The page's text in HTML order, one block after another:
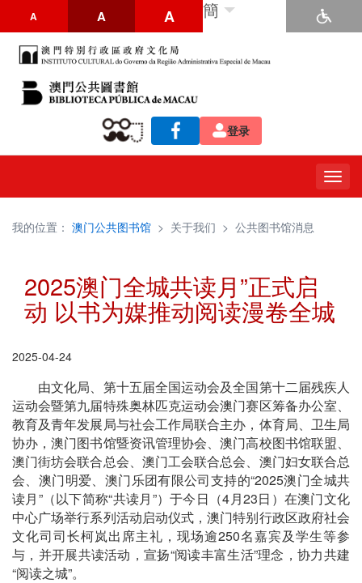
A A A 簡
登录
我的位置： 澳门公共图书馆 > 关于我们 > 公共图书馆消息
2025澳门全城共读月”正式启
动 以书为媒推动阅读漫卷全城
2025-04-24
由文化局、第十五届全国运动会及全国第十二届残疾人
运动会暨第九届特殊奥林匹克运动会澳门赛区筹备办公室、
教育及青年发展局与社会工作局联合主办，体育局、卫生局
协办，澳门图书馆暨资讯管理协会、澳门高校图书馆联盟、
澳门街坊会联合总会、澳门工会联合总会、澳门妇女联合总
会、澳门明爱、澳门乐团有限公司支持的“2025澳门全城共
读月”（以下简称“共读月”）于今日（4月23日）在澳门文化
中心广场举行系列活动启动仪式，澳门特别行政区政府社会
文化司司长柯岚出席主礼，现场逾250名嘉宾及学生等参
与，并开展共读活动，宣扬“阅读丰富生活”理念，协力共建
“阅读之城”。